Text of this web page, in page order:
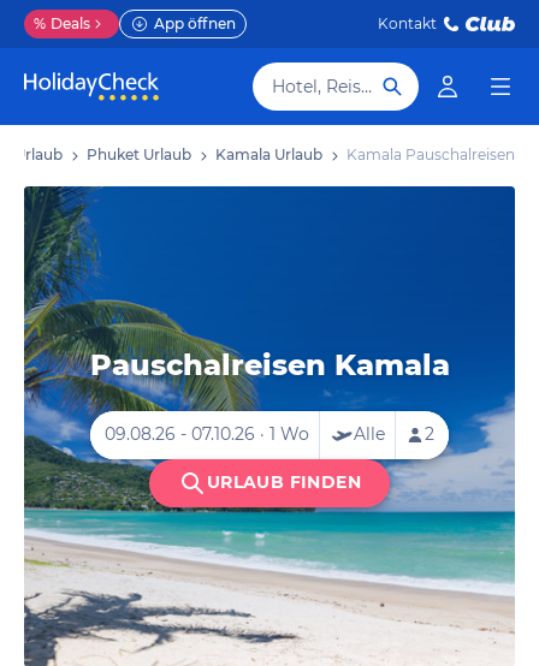
% Deals App öffnen Kontakt
Hotel, Reiseziel
Urlaub Phuket Urlaub Kamala Urlaub Kamala Pauschalreisen
Pauschalreisen Kamala